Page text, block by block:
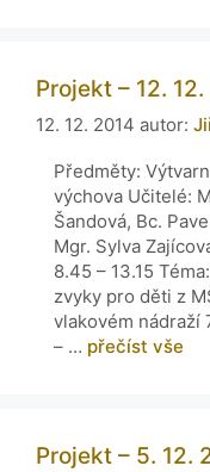
Projekt – 12.
12. 12. 2014 autor:
Předměty:
výchova Učitelé:
Šandová, Bc.
Mgr. Sylva
8.45 – 13.15
zvyky pro děti z
vlakovém nádraží
– … přečíst vše
Projekt – 5. 12.